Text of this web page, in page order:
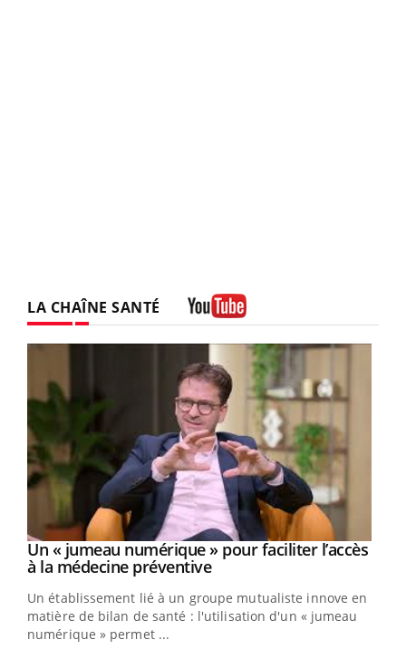
LA CHAÎNE SANTÉ
Youtube
Un « jumeau numérique » pour faciliter l’accès
à la médecine préventiveYoutube
Un établissement lié à un groupe mutualiste innove en
matière de bilan de santé : l'utilisation d'un « jumeau
numérique » permet ...